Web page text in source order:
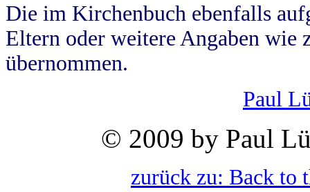
Die im Kirchenbuch ebenfalls
Eltern oder weitere Angaben wie
übernommen.
Paul
© 2009 by Paul
zurück zu: Back to